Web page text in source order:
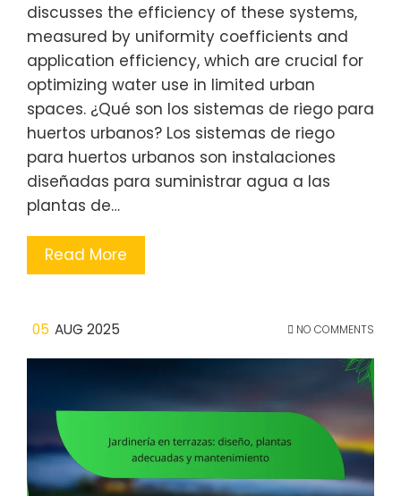
discusses the efficiency of these systems,
measured by uniformity coefficients and
application efficiency, which are crucial for
optimizing water use in limited urban
spaces. ¿Qué son los sistemas de riego para
huertos urbanos? Los sistemas de riego
para huertos urbanos son instalaciones
diseñadas para suministrar agua a las
plantas de…
Read More
05 AUG 2025 NO COMMENTS